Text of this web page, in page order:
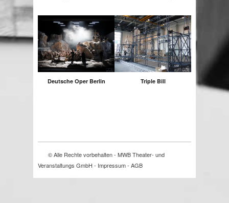
Deutsche Oper Berlin Triple Bill
© Alle Rechte vorbehalten - MWB Theater- und
Veranstaltungs GmbH - Impressum- AGB